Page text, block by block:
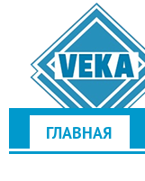
ГЛАВНАЯ